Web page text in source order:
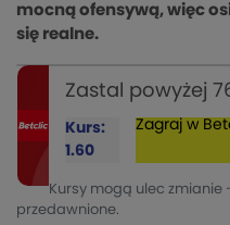
mocną ofensywą, więc
się realne.
Zastal powyżej
Kurs:
1.60
Zagraj w
Kursy mogą ulec
przedawnione.